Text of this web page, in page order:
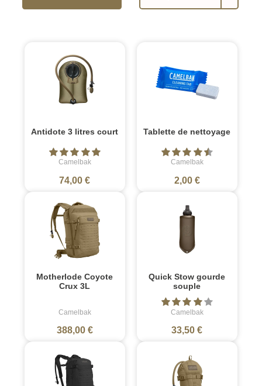
Antidote 3 litres court
Camelbak
74,00 €
Tablette de nettoyage
Camelbak
2,00 €
Motherlode Coyote
Crux 3L
Camelbak
388,00 €
Quick Stow gourde
souple
Camelbak
33,50 €